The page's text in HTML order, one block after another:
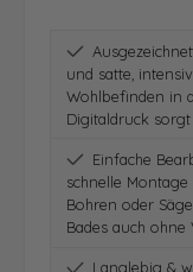
und satte,
Wohlbefinden in
Digitaldruck
Einfache
schnelle
Bohren oder
Bades auch
Langlebig &